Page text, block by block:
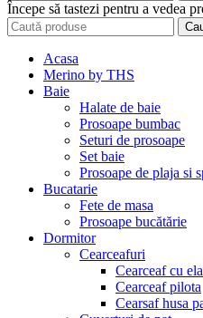
Începe să tastezi pentru a vedea
Acasa
Merino by THS
Baie
Halate de baie
Prosoape bumbac
Seturi de prosoape
Set baie
Prosoape de plaja si
Bucatarie
Fete de masa
Prosoape bucătărie
Dormitor
Cearceafuri
Cearceaf cu
Cearceaf pilota
Cearsaf husa